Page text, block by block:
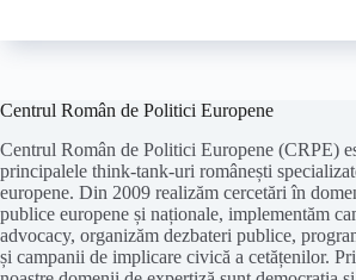
Centrul Român de Politici Europene
Centrul Român de Politici Europene (CRPE)
principalele think-tank-uri românești
europene. Din 2009 realizăm cercetări în
publice europene și naționale, implementăm
advocacy, organizăm dezbateri publice,
și campanii de implicare civică a cetățenilor.